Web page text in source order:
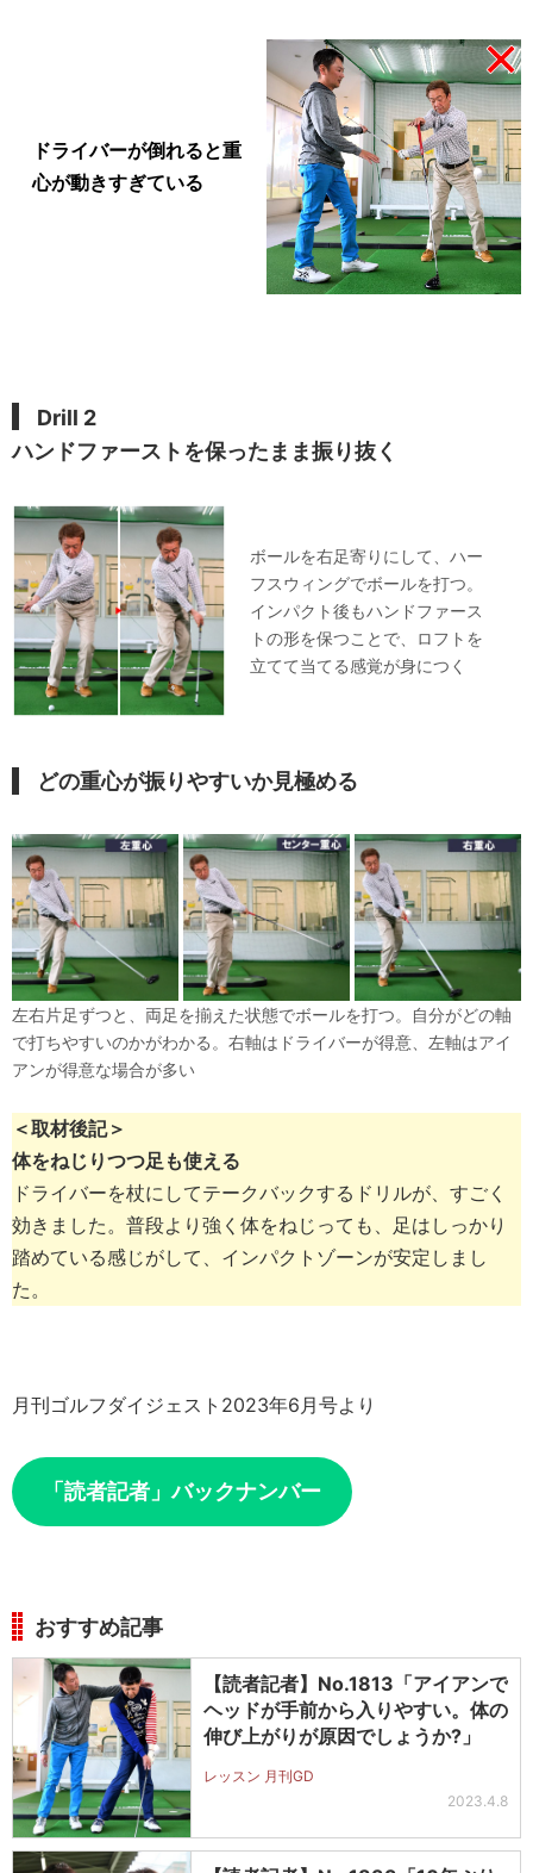
ドライバーが倒れると重
心が動きすぎている
Drill 2
ハンドファーストを保ったまま振り抜く
ボールを右足寄りにして、ハー
フスウィングでボールを打つ。
インパクト後もハンドファース
トの形を保つことで、ロフトを
立てて当てる感覚が身につく
どの重心が振りやすいか見極める
左右片足ずつと、両足を揃えた状態でボールを打つ。自分がどの軸
で打ちやすいのかがわかる。右軸はドライバーが得意、左軸はアイ
アンが得意な場合が多い
＜取材後記＞
体をねじりつつ足も使える
ドライバーを杖にしてテークバックするドリルが、すごく
効きました。普段より強く体をねじっても、足はしっかり
踏めている感じがして、インパクトゾーンが安定しまし
た。
月刊ゴルフダイジェスト2023年6月号より
「読者記者」バックナンバー
おすすめ記事
【読者記者】No.1813「アイアンで
ヘッドが手前から入りやすい。体の
伸び上がりが原因でしょうか?」
レッスン 月刊GD
2023.4.8